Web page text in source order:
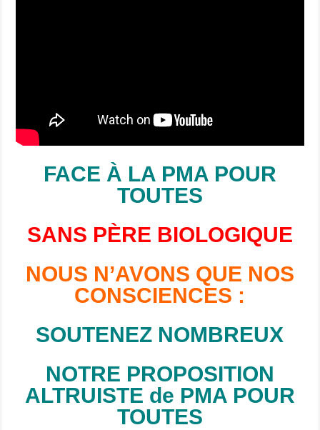
FACE À LA PMA POUR
TOUTES
SANS PÈRE BIOLOGIQUE
NOUS N’AVONS QUE NOS
CONSCIENCES :
SOUTENEZ NOMBREUX
NOTRE PROPOSITION
ALTRUISTE de PMA POUR
TOUTES